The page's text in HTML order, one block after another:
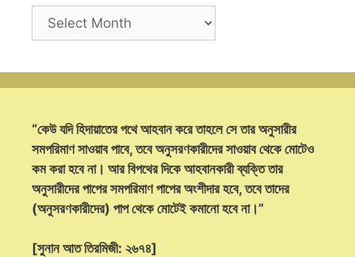
Archives
“কেউ যদি হিদায়াতের পথে আহবান করে তাহলে সে তার অনুসারীর
সমপরিমাণ সাওয়াব পাবে, তবে অনুসরণকারীদের সাওয়াব থেকে মোটেও
কম করা হবে না। আর বিপথের দিকে আহবানকারী ব্যক্তি তার
অনুসারীদের পাপের সমপরিমাণ পাপের অংশীদার হবে, তবে তাদের
(অনুসরণকারীদের) পাপ থেকে মোটেই কমানো হবে না।”
[সুনান আত তিরমিজী: ২৬৭৪]